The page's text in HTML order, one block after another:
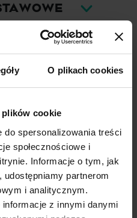
O plikach cookies
cookie
spersonalizowania treści
społecznościowe i
Informacje o tym, jak
partnerom
i analitycznym.
z innymi danymi